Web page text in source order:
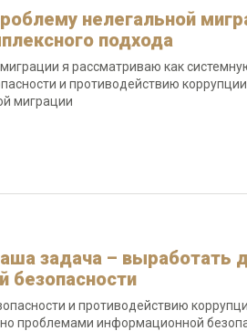
нелегальной
подхода
я рассматриваю как
и противодействию
миграции
задача –
безопасности
и противодействию
проблемами информационной